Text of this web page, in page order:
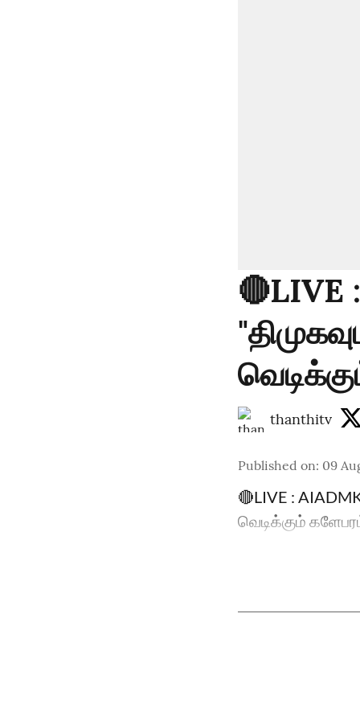
🔴LIVE
thanthitv
Published on: 09
🔴LIVE :
வெடிக்கும்